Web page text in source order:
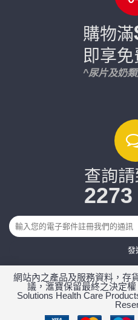
購物滿
即享
^尿片及奶
查詢
發
網站內之產品及服務資料，存
議，滙寶保留最終之決定
Solutions Health Care